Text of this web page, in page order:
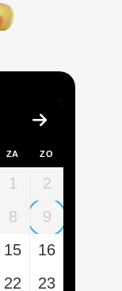
ZA ZO
1
2
8
9
15
16
22
23